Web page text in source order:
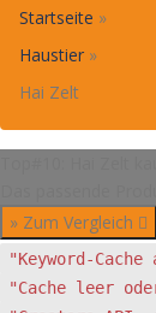
Startseite »
Haustier »
Hai Zelt
» Zum Vergleich
"Keyword-
"Cache leer